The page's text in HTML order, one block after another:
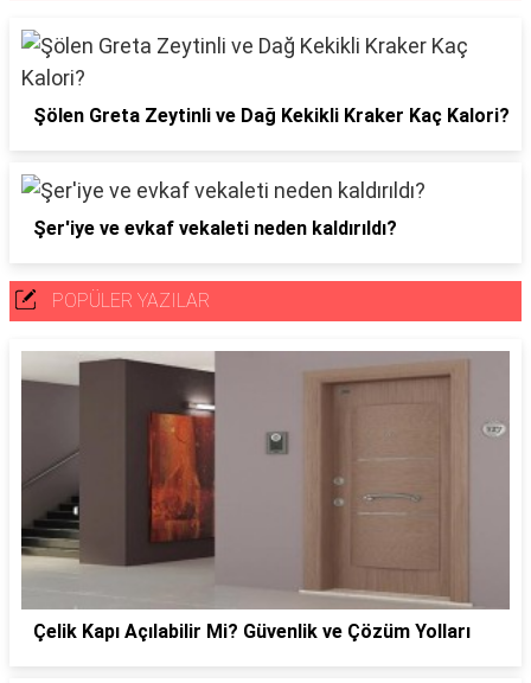
Şölen Greta Zeytinli ve Dağ Kekikli Kraker Kaç Kalori?
Şer'iye ve evkaf vekaleti neden kaldırıldı?
POPÜLER YAZILAR
Çelik Kapı Açılabilir Mi? Güvenlik ve Çözüm Yolları